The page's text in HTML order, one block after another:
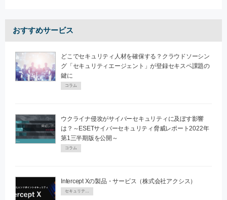
おすすめサービス
どこでセキュリティ人材を確保する？クラウドソーシン
グ「セキュリティエージェント」が登録セキスペ課題の
鍵に
コラム
ウクライナ侵攻がサイバーセキュリティに及ぼす影響
は？～ESETサイバーセキュリティ脅威レポート2022年
第1三半期版を公開～
コラム
Intercept Xの製品・サービス（株式会社アクシス）
セキュリティPR